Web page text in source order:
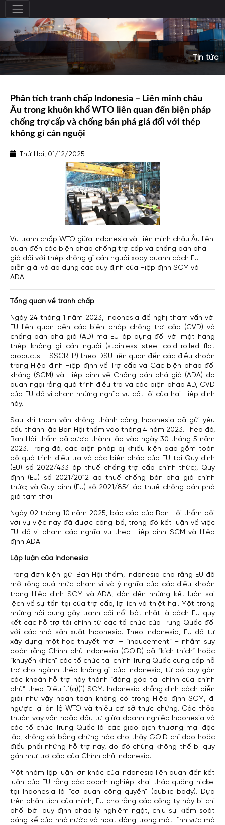
Tin tức
Phân tích tranh chấp Indonesia – Liên minh châu
Âu trong khuôn khổ WTO liên quan đến biện pháp
chống trợ cấp và chống bán phá giá đối với thép
không gỉ cán nguội
Thứ Hai, 01/12/2025
Vụ tranh chấp WTO giữa Indonesia và Liên minh châu Âu liên
quan đến các biện pháp chống trợ cấp và chống bán phá
giá đối với thép không gỉ cán nguội xoay quanh cách EU
diễn giải và áp dụng các quy định của Hiệp định SCM và
ADA.
Tổng quan về tranh chấp
Ngày 24 tháng 1 năm 2023, Indonesia đề nghị tham vấn với
EU liên quan đến các biện pháp chống trợ cấp (CVD) và
chống bán phá giá (AD) mà EU áp dụng đối với mặt hàng
thép không gỉ cán nguội (stainless steel cold-rolled flat
products – SSCRFP) theo DSU liên quan đến các điều khoản
trong Hiệp định Hiệp định về Trợ cấp và Các biện pháp đối
kháng (SCM) và Hiệp định về Chống bán phá giá (ADA) do
quan ngại rằng quá trình điều tra và các biện pháp AD, CVD
của EU đã vi phạm những nghĩa vụ cốt lõi của hai Hiệp định
này.
Sau khi tham vấn không thành công, Indonesia đã gửi yêu
cầu thành lập Ban Hội thẩm vào tháng 4 năm 2023. Theo đó,
Ban Hội thẩm đã được thành lập vào ngày 30 tháng 5 năm
2023. Trong đó, các biện pháp bị khiếu kiện bao gồm toàn
bộ quá trình điều tra và các biện pháp của EU tại Quy định
(EU) số 2022/433 áp thuế chống trợ cấp chính thức;, Quy
định (EU) số 2021/2012 áp thuế chống bán phá giá chính
thức; và Quy định (EU) số 2021/854 áp thuế chống bán phá
giá tạm thời.
Ngày 02 tháng 10 năm 2025, báo cáo của Ban Hội thẩm đối
với vụ việc này đã được công bố, trong đó kết luận về việc
EU đã vi phạm các nghĩa vụ theo Hiệp định SCM và Hiệp
định ADA.
Lập luận của Indonesia
Trong đơn kiện gửi Ban Hội thẩm, Indonesia cho rằng EU đã
mở rộng quá mức phạm vi và ý nghĩa của các điều khoản
trong Hiệp định SCM và ADA, dẫn đến những kết luận sai
lệch về sự tồn tại của trợ cấp, lợi ích và thiệt hại. Một trong
những nội dung gây tranh cãi nổi bật nhất là cách EU quy
kết các hỗ trợ tài chính từ các tổ chức của Trung Quốc đối
với các nhà sản xuất Indonesia. Theo Indonesia, EU đã tự
xây dựng một học thuyết mới – “inducement” – nhằm suy
đoán rằng Chính phủ Indonesia (GOID) đã “kích thích” hoặc
“khuyến khích” các tổ chức tài chính Trung Quốc cung cấp hỗ
trợ cho ngành thép không gỉ của Indonesia, từ đó quy gán
các khoản hỗ trợ này thành “đóng góp tài chính của chính
phủ” theo Điều 1.1(a)(1) SCM. Indonesia khẳng định cách diễn
giải như vậy hoàn toàn không có trong Hiệp định SCM, đi
ngược lại án lệ WTO và thiếu cơ sở thực chứng. Các thỏa
thuận vay vốn hoặc đầu tư giữa doanh nghiệp Indonesia và
các tổ chức Trung Quốc là các giao dịch thương mại độc
lập, không có bằng chứng nào cho thấy GOID chỉ đạo hoặc
điều phối những hỗ trợ này, do đó chúng không thể bị quy
gán như trợ cấp của Chính phủ Indonesia.
Một nhóm lập luận lớn khác của Indonesia liên quan đến kết
luận của EU rằng các doanh nghiệp khai thác quặng nickel
tại Indonesia là “cơ quan công quyền” (public body). Dựa
trên phân tích của mình, EU cho rằng các công ty này bị chi
phối bởi quy định pháp lý nghiêm ngặt, chịu sự kiểm soát
đáng kể của nhà nước và hoạt động trong một lĩnh vực mà